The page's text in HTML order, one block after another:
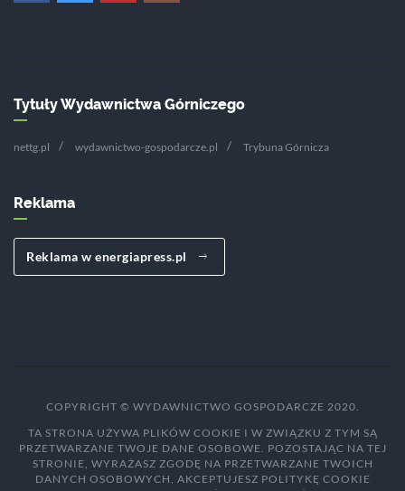
Tytuły Wydawnictwa Górniczego
nettg.pl wydawnictwo-gospodarcze.pl Trybuna Górnicza
Reklama
Reklama w energiapress.pl
COPYRIGHT © WYDAWNICTWO GOSPODARCZE 2020.
TA STRONA UŻYWA PLIKÓW COOKIE I W ZWIĄZKU Z TYM SĄ
PRZETWARZANE TWOJE DANE OSOBOWE. POZOSTAJĄC NA TEJ
STRONIE, WYRAŻASZ ZGODĘ NA PRZETWARZANE TWOICH
DANYCH OSOBOWYCH, AKCEPTUJESZ POLITYKĘ COOKIE